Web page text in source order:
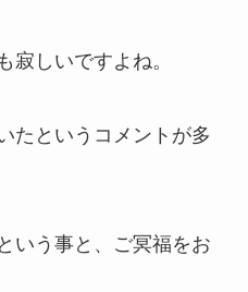
寂しいですよね。
たというコメントが多
いう事と、ご冥福をお